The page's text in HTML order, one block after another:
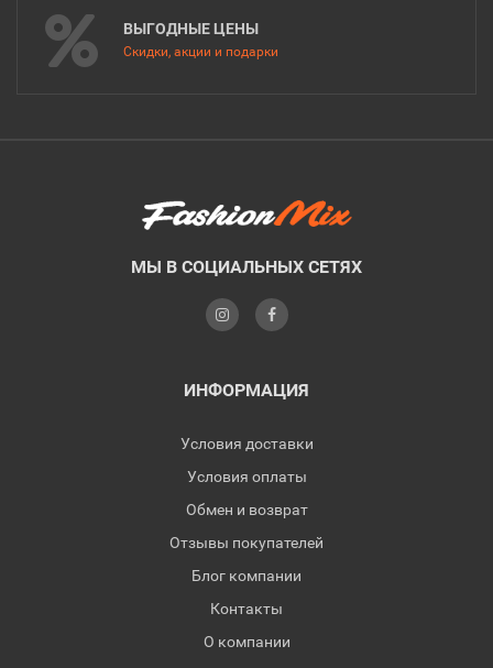
ВЫГОДНЫЕ ЦЕНЫ
Скидки, акции и подарки
МЫ В СОЦИАЛЬНЫХ СЕТЯХ
ИНФОРМАЦИЯ
Условия доставки
Условия оплаты
Обмен и возврат
Отзывы покупателей
Блог компании
Контакты
О компании